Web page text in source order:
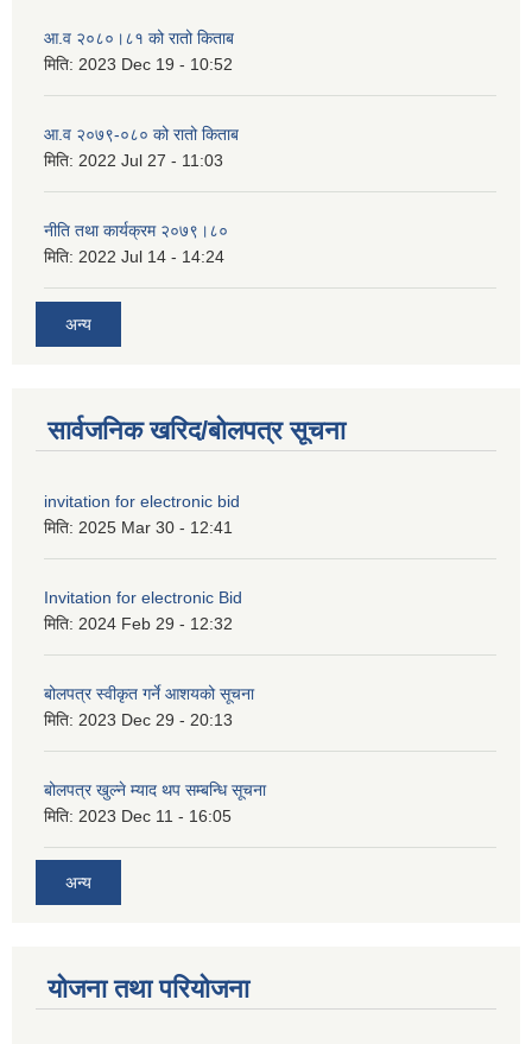
आ.व २०८०।८१ को रातो किताब
मिति: 2023 Dec 19 - 10:52
आ.व २०७९-०८० को रातो किताब
मिति: 2022 Jul 27 - 11:03
नीति तथा कार्यक्रम २०७९।८०
मिति: 2022 Jul 14 - 14:24
अन्य
सार्वजनिक खरिद/बोलपत्र सूचना
invitation for electronic bid
मिति: 2025 Mar 30 - 12:41
Invitation for electronic Bid
मिति: 2024 Feb 29 - 12:32
बोलपत्र स्वीकृत गर्ने आशयको सूचना
मिति: 2023 Dec 29 - 20:13
बोलपत्र खुल्ने म्याद थप सम्बन्धि सूचना
मिति: 2023 Dec 11 - 16:05
अन्य
योजना तथा परियोजना